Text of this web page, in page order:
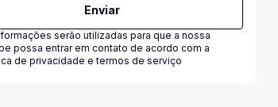
Enviar
serão utilizadas para que a nossa
possa entrar em contato de acordo com a
de privacidade e termos de serviço